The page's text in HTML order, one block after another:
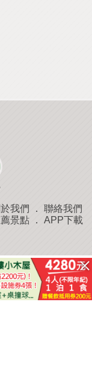
我們 ． 聯絡我們
景點． APP下載